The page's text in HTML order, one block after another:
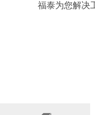
福泰为您解决